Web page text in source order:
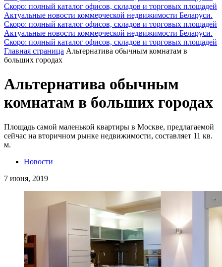
Скоро: полный каталог офисов, складов и торговых площадей
Актуальные новости коммерческой недвижимости Беларуси.
Скоро: полный каталог офисов, складов и торговых площадей
Актуальные новости коммерческой недвижимости Беларуси.
Скоро: полный каталог офисов, складов и торговых площадей
Главная страница Альтернатива обычным комнатам в
больших городах
Альтернатива обычным
комнатам в больших городах
Площадь самой маленькой квартиры в Москве, предлагаемой
сейчас на вторичном рынке недвижимости, составляет 11 кв.
м.
Новости
7 июня, 2019